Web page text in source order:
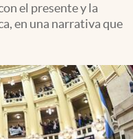
el presente y la
en una narrativa que